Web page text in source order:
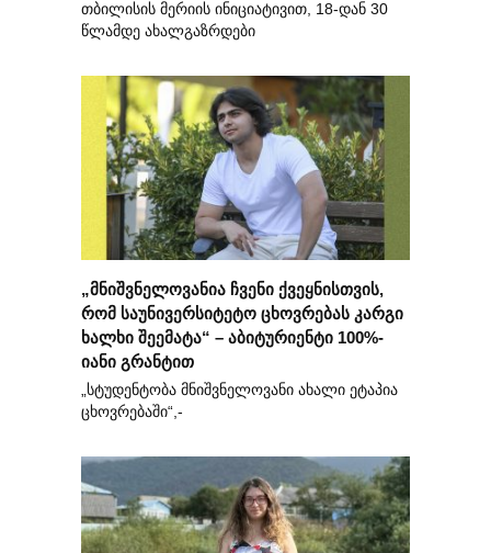
თბილისის მერიის ინიციატივით, 18-დან 30
წლამდე ახალგაზრდები
„მნიშვნელოვანია ჩვენი ქვეყნისთვის,
რომ საუნივერსიტეტო ცხოვრებას კარგი
ხალხი შეემატა“ – აბიტურიენტი 100%-
იანი გრანტით
„სტუდენტობა მნიშვნელოვანი ახალი ეტაპია
ცხოვრებაში“,-